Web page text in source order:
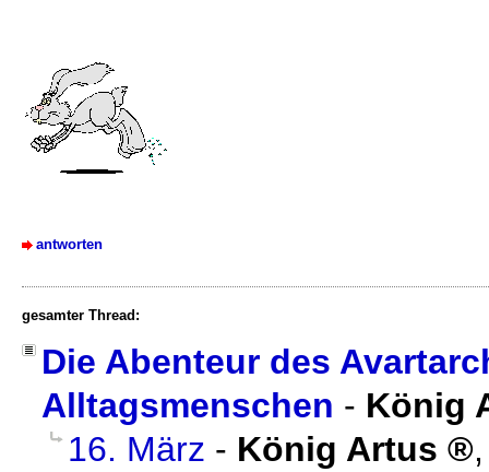
antworten
gesamter Thread:
Die Abenteur des
Alltagsmenschen - König
16. März - König Artus